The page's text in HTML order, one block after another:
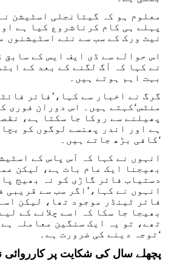
معلوم ہو کہ گیتانجلی اسٹیشن
پہلے ہی کام کرناشروع کیا ہے
نیٹ ورک کے سب سے نئے اسٹیشنوں
اس حوالے سے ڈی ایف ایس کے
نے کہا کہ آگ لگنے کے بعد کے
بہت اہم ہوتے ہیں۔
گرگ نے اخبار سے کہا،’فائر
منٹس‘کہتے ہیں۔ اس دوران فوری
پھیلنے سے روکا جا سکتا ہے،
ہے اور اندر پھنسے لوگوں کو
کافی بڑھ جاتے ہیں۔‘
انہوں نے کہا کہ آس پاس کے
بھیجنا ایک عام بات ہے، لیکن
دستیاب فائر گاڑی کو نہ بھیج
انہوں نے کہا،’اگر سب سے قریبی
فائر ٹینڈر موجود تھا، لیکن
بھیجا جا سکا کہ اسے چلانے کے
تھے، تو یہ ایک سنگین معاملہ
توجہ دینے کی ضرورت ہے۔‘
پچھلے سال کی شکایت پر کارروائی